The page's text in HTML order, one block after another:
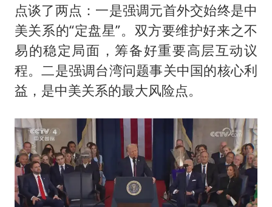
点谈了两点：一是强调元首外交始终是中
美关系的“定盘星”。双方要维护好来之不
易的稳定局面，筹备好重要高层互动议
程。二是强调台湾问题事关中国的核心利
益，是中美关系的最大风险点。